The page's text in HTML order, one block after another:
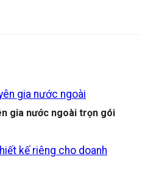
gia nước ngoài trọn gói